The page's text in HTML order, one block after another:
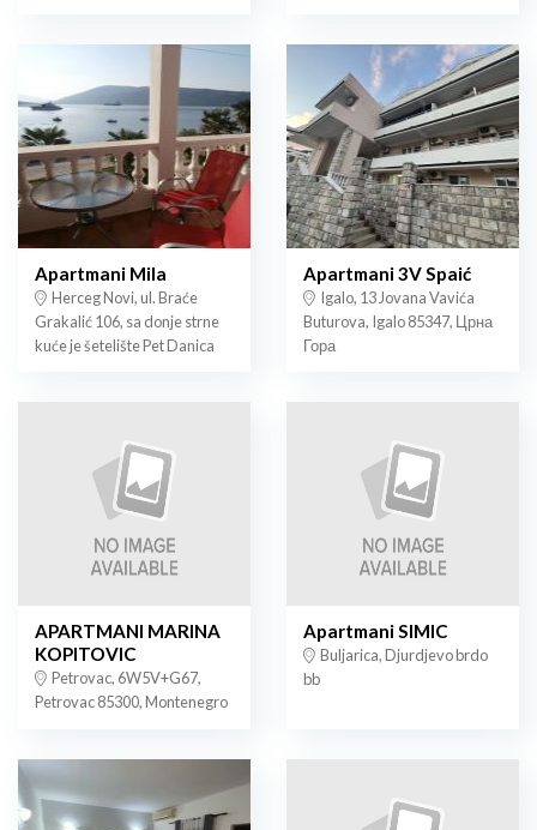
Apartmani Mila
Herceg Novi, ul. Braće
Grakalić 106, sa donje strne
kuće je šetelište Pet Danica
Apartmani 3V Spaić
Igalo, 13 Jovana Vavića
Buturova, Igalo 85347, Црна
Гора
APARTMANI MARINA
KOPITOVIC
Petrovac, 6W5V+G67,
Petrovac 85300, Montenegro
Apartmani SIMIC
Buljarica, Djurdjevo brdo
bb